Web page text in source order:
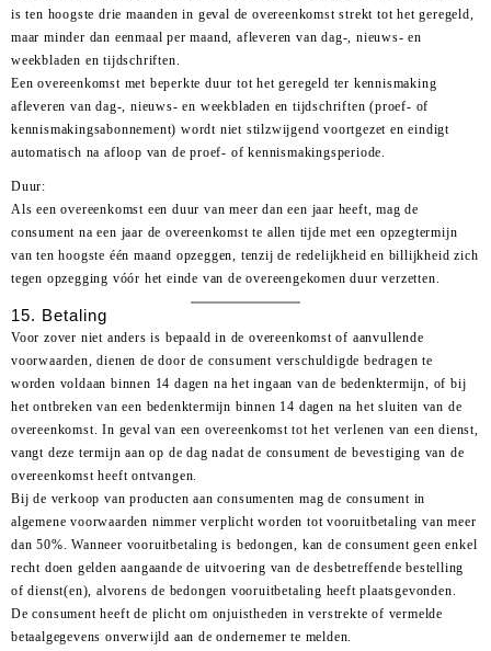
is ten hoogste drie maanden in geval de overeenkomst strekt tot het geregeld,
maar minder dan eenmaal per maand, afleveren van dag-, nieuws- en
weekbladen en tijdschriften.
Een overeenkomst met beperkte duur tot het geregeld ter kennismaking
afleveren van dag-, nieuws- en weekbladen en tijdschriften (proef- of
kennismakingsabonnement) wordt niet stilzwijgend voortgezet en eindigt
automatisch na afloop van de proef- of kennismakingsperiode.
Duur:
Als een overeenkomst een duur van meer dan een jaar heeft, mag de
consument na een jaar de overeenkomst te allen tijde met een opzegtermijn
van ten hoogste één maand opzeggen, tenzij de redelijkheid en billijkheid zich
tegen opzegging vóór het einde van de overeengekomen duur verzetten.
15. Betaling
Voor zover niet anders is bepaald in de overeenkomst of aanvullende
voorwaarden, dienen de door de consument verschuldigde bedragen te
worden voldaan binnen 14 dagen na het ingaan van de bedenktermijn, of bij
het ontbreken van een bedenktermijn binnen 14 dagen na het sluiten van de
overeenkomst. In geval van een overeenkomst tot het verlenen van een dienst,
vangt deze termijn aan op de dag nadat de consument de bevestiging van de
overeenkomst heeft ontvangen.
Bij de verkoop van producten aan consumenten mag de consument in
algemene voorwaarden nimmer verplicht worden tot vooruitbetaling van meer
dan 50%. Wanneer vooruitbetaling is bedongen, kan de consument geen enkel
recht doen gelden aangaande de uitvoering van de desbetreffende bestelling
of dienst(en), alvorens de bedongen vooruitbetaling heeft plaatsgevonden.
De consument heeft de plicht om onjuistheden in verstrekte of vermelde
betaalgegevens onverwijld aan de ondernemer te melden.